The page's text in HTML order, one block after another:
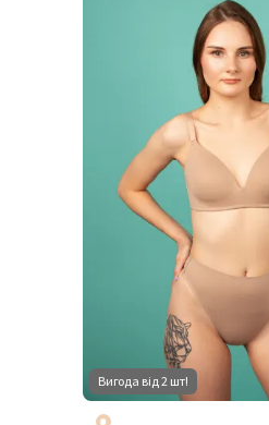
Вигода від 2 шт!